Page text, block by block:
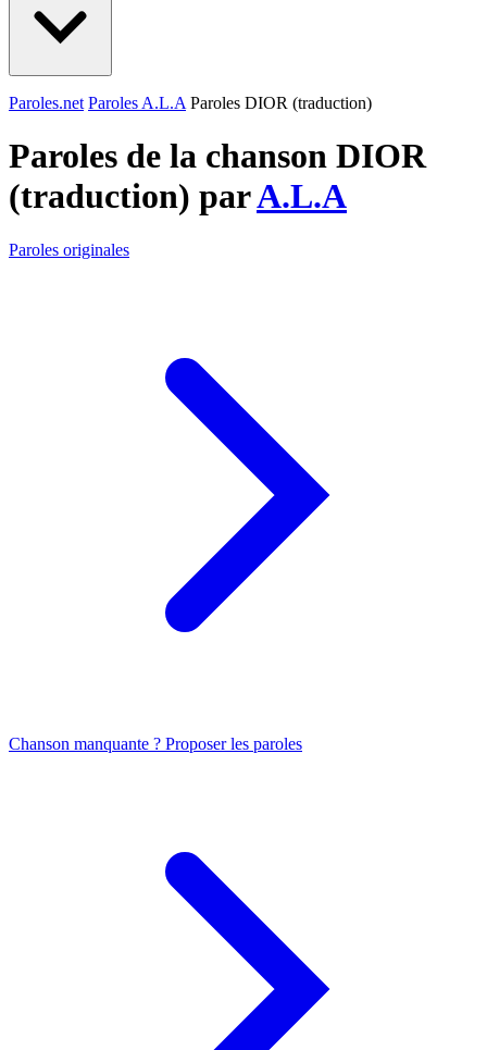
Paroles.net Paroles A.L.A Paroles DIOR (traduction)
Paroles de la chanson DIOR
(traduction) parA.L.A
Paroles originales
Chanson manquante ? Proposer les paroles